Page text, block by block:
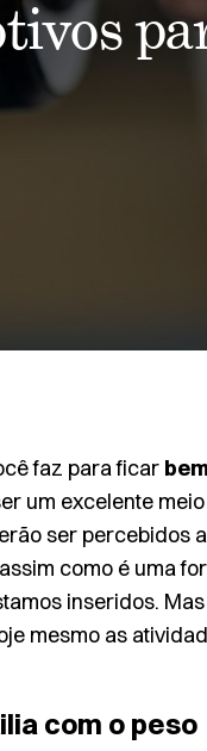
faz para ficar
um excelente
ser percebidos
como é uma
inseridos.
mesmo as
com o peso